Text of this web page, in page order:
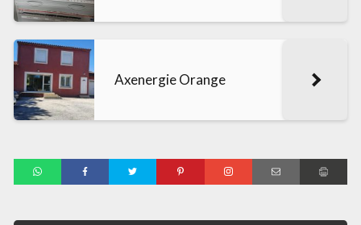
Axenergie Orange